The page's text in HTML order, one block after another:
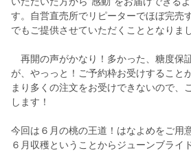
す。自営直売所でリピーターでほぼ完売
でもご提供させていただくこととなりまし
再開の声がかなり！多かった、糖度保
が、やっっと！ご予約枠お受けすること
まり多くの注文をお受けできないので、
します！
今回は６月の桃の王道！はなよめをご用
６月収穫ということからジューンブライ